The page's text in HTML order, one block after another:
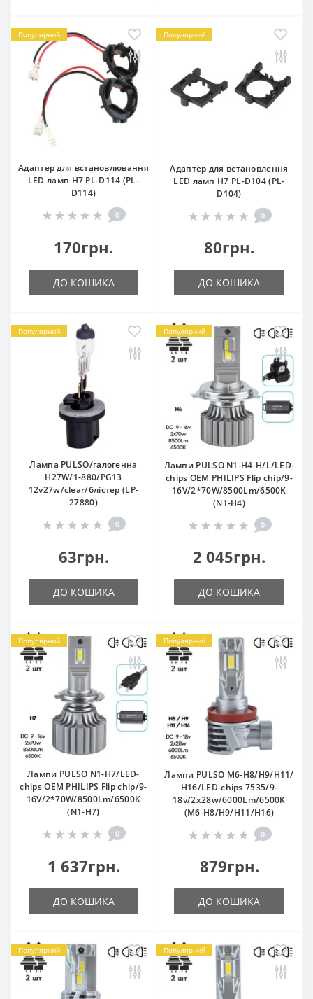
Популярний
Адаптер для встановлювання
LED ламп Н7 PL-D114 (PL-
D114)
0
170грн.
ДО КОШИКА
Популярний
Адаптер для встановлення
LED ламп Н7 PL-D104 (PL-
D104)
0
80грн.
ДО КОШИКА
Популярний
Лампа PULSO/галогенна
H27W/1-880/PG13
12v27w/clear/блістер (LP-
27880)
0
63грн.
ДО КОШИКА
Популярний
Лампи PULSO N1-H4-H/L/LED-
chips OEM PHILIPS Flip chip/9-
16V/2*70W/8500Lm/6500K
(N1-H4)
0
2 045грн.
ДО КОШИКА
Популярний
Лампи PULSO N1-H7/LED-
chips OEM PHILIPS Flip chip/9-
16V/2*70W/8500Lm/6500K
(N1-H7)
0
1 637грн.
ДО КОШИКА
Популярний
Лампи PULSO M6-H8/Н9/Н11/
Н16/LED-chips 7535/9-
18v/2x28w/6000Lm/6500K
(M6-H8/Н9/Н11/Н16)
0
879грн.
ДО КОШИКА
Популярний Популярний